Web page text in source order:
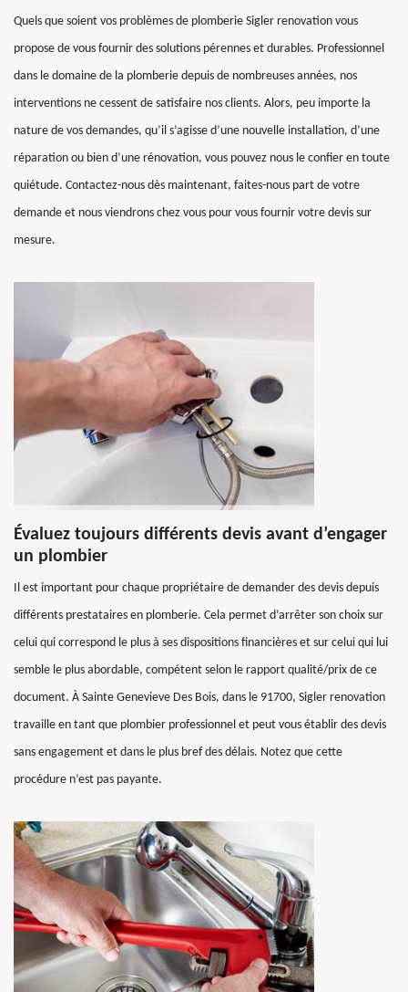
Quels que soient vos problèmes de plomberie Sigler renovation vous
propose de vous fournir des solutions pérennes et durables. Professionnel
dans le domaine de la plomberie depuis de nombreuses années, nos
interventions ne cessent de satisfaire nos clients. Alors, peu importe la
nature de vos demandes, qu’il s’agisse d’une nouvelle installation, d’une
réparation ou bien d’une rénovation, vous pouvez nous le confier en toute
quiétude. Contactez-nous dès maintenant, faites-nous part de votre
demande et nous viendrons chez vous pour vous fournir votre devis sur
mesure.
Évaluez toujours différents devis avant d’engager
un plombier
Il est important pour chaque propriétaire de demander des devis depuis
différents prestataires en plomberie. Cela permet d’arrêter son choix sur
celui qui correspond le plus à ses dispositions financières et sur celui qui lui
semble le plus abordable, compétent selon le rapport qualité/prix de ce
document. À Sainte Genevieve Des Bois, dans le 91700, Sigler renovation
travaille en tant que plombier professionnel et peut vous établir des devis
sans engagement et dans le plus bref des délais. Notez que cette
procédure n’est pas payante.